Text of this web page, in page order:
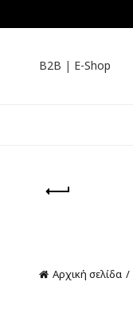
B2B | E-Shop
Αρχική σελίδα